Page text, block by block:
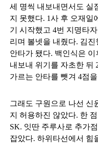
세 명씩 내보내면서도 실
지 못했다. 1사 후 오재일
기 시작했고 4번 지명타
리며 볼넷을 내줬다. 김
안타가 됐다. 백인식은
내보내 위기를 자초한 뒤
가르는 안타를 뺏겨 4점
그래도 구원으로 나선 신
지 허용하진 않았다. 한
SK. 잇딴 주루사로 추가
잡았다. 하위타선에서 힘